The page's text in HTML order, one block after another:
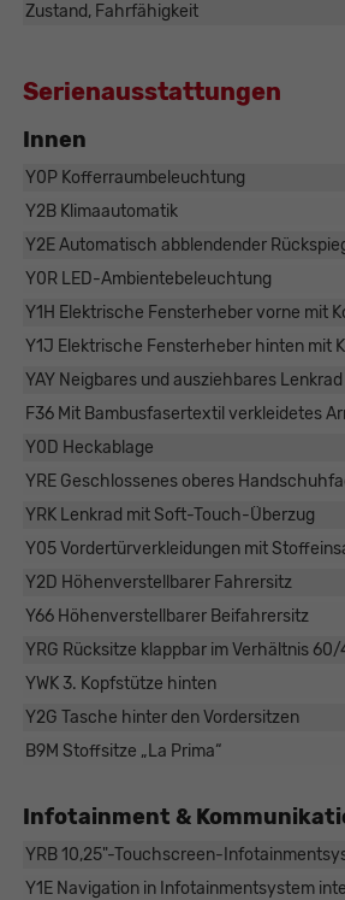
Zustand, Fahrfähigkeit
Serienausstattungen
Innen
Y0P Kofferraumbeleuchtung
Y2B Klimaautomatik
Y2E Automatisch abblendender
Y0R LED-Ambientebeleuchtung
Y1H Elektrische Fensterheber vorne mit
Y1J Elektrische Fensterheber hinten mit
YAY Neigbares und ausziehbares Lenkrad
F36 Mit Bambusfasertextil verkleidetes
Y0D Heckablage
YRE Geschlossenes oberes
YRK Lenkrad mit Soft-Touch-Überzug
Y05 Vordertürverkleidungen mit
Y2D Höhenverstellbarer Fahrersitz
Y66 Höhenverstellbarer Beifahrersitz
YRG Rücksitze klappbar im Verhältnis
YWK 3. Kopfstütze hinten
Y2G Tasche hinter den Vordersitzen
B9M Stoffsitze „La Prima“
Infotainment &
YRB 10,25"-Touchscreen-
Y1E Navigation in Infotainmentsystem